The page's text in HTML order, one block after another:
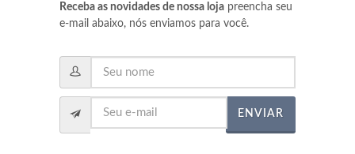
Receba as novidades de nossa lojapreencha seu
e-mail abaixo, nós enviamos para você.
ENVIAR